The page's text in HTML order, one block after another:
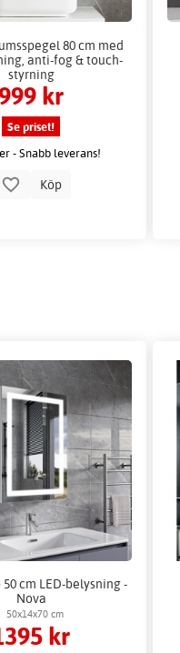
80 cm med
anti-fog & touch-
styrning
kr
Se priset!
- Snabb leverans!
Köp
cm LED-belysning -
Nova
50x14x70 cm
kr